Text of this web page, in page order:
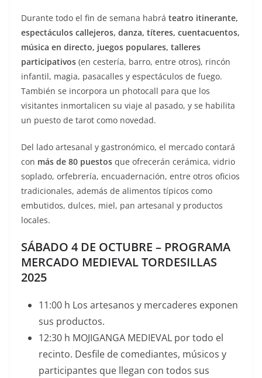
Durante todo el fin de semana habrá teatro itinerante,
espectáculos callejeros, danza, títeres, cuentacuentos,
música en directo, juegos populares, talleres
participativos (en cestería, barro, entre otros), rincón
infantil, magia, pasacalles y espectáculos de fuego.
También se incorpora un photocall para que los
visitantes inmortalicen su viaje al pasado, y se habilita
un puesto de tarot como novedad.
Del lado artesanal y gastronómico, el mercado contará
con más de 80 puestos que ofrecerán cerámica, vidrio
soplado, orfebrería, encuadernación, entre otros oficios
tradicionales, además de alimentos típicos como
embutidos, dulces, miel, pan artesanal y productos
locales.
SÁBADO 4 DE OCTUBRE – PROGRAMA
MERCADO MEDIEVAL TORDESILLAS
2025
11:00 h Los artesanos y mercaderes exponen
sus productos.
12:30 h MOJIGANGA MEDIEVAL por todo el
recinto. Desfile de comediantes, músicos y
participantes que llegan con todos sus